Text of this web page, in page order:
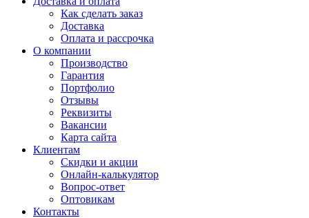
Как сделать заказ
Доставка
Оплата и рассрочка
О компании
Производство
Гарантия
Портфолио
Отзывы
Реквизиты
Вакансии
Карта сайта
Клиентам
Скидки и акции
Онлайн-калькулятор
Вопрос-ответ
Оптовикам
Контакты